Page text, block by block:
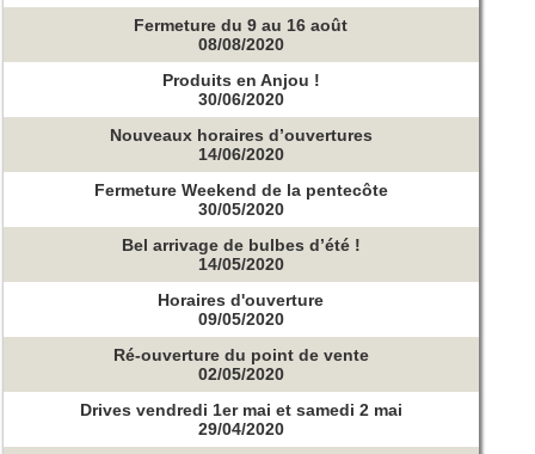
Fermeture du 9 au 16 août
08/08/2020
Produits en Anjou !
30/06/2020
Nouveaux horaires d’ouvertures
14/06/2020
Fermeture Weekend de la pentecôte
30/05/2020
Bel arrivage de bulbes d’été !
14/05/2020
Horaires d'ouverture
09/05/2020
Ré-ouverture du point de vente
02/05/2020
Drives vendredi 1er mai et samedi 2 mai
29/04/2020